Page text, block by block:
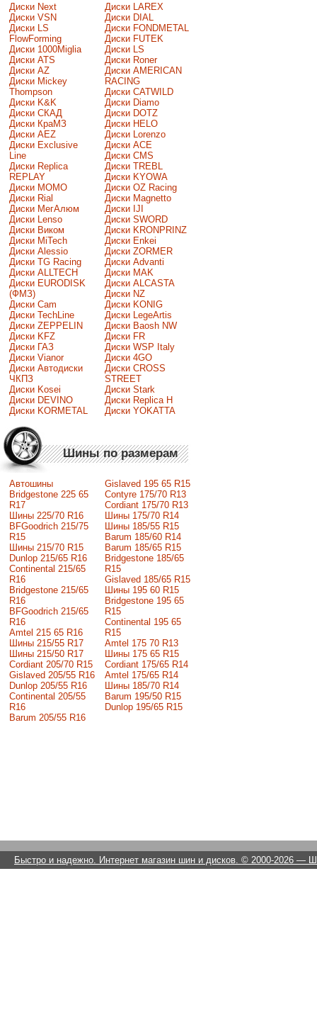
Диски Next
Диски VSN
Диски LS
FlowForming
Диски 1000Miglia
Диски ATS
Диски AZ
Диски Mickey
Thompson
Диски K&K
Диски СКАД
Диски КраМЗ
Диски AEZ
Диски Exclusive
Line
Диски Replica
REPLAY
Диски MOMO
Диски Rial
Диски МегАлюм
Диски Lenso
Диски Виком
Диски MiTech
Диски Alessio
Диски TG Racing
Диски ALLTECH
Диски EURODISK
(ФМЗ)
Диски Cam
Диски TechLine
Диски ZEPPELIN
Диски KFZ
Диски ГАЗ
Диски Vianor
Диски Автодиски
ЧКПЗ
Диски Kosei
Диски DEVINO
Диски KORMETAL
Диски LAREX
Диски DIAL
Диски FONDMETAL
Диски FUTEK
Диски LS
Диски Roner
Диски AMERICAN
RACING
Диски CATWILD
Диски Diamo
Диски DOTZ
Диски HELO
Диски Lorenzo
Диски ACE
Диски CMS
Диски TREBL
Диски KYOWA
Диски OZ Racing
Диски Magnetto
Диски IJI
Диски SWORD
Диски KRONPRINZ
Диски Enkei
Диски ZORMER
Диски Advanti
Диски MAK
Диски ALCASTA
Диски NZ
Диски KONIG
Диски LegeArtis
Диски Baosh NW
Диски FR
Диски WSP Italy
Диски 4GO
Диски CROSS
STREET
Диски Stark
Диски Replica H
Диски YOKATTA
Шины по размерам
Автошины
Bridgestone 225 65
R17
Шины 225/70 R16
BFGoodrich 215/75
R15
Шины 215/70 R15
Dunlop 215/65 R16
Continental 215/65
R16
Bridgestone 215/65
R16
BFGoodrich 215/65
R16
Amtel 215 65 R16
Шины 215/55 R17
Шины 215/50 R17
Сordiant 205/70 R15
Gislaved 205/55 R16
Dunlop 205/55 R16
Continental 205/55
R16
Barum 205/55 R16
Gislaved 195 65 R15
Contyre 175/70 R13
Cordiant 175/70 R13
Шины 175/70 R14
Шины 185/55 R15
Barum 185/60 R14
Barum 185/65 R15
Bridgestone 185/65
R15
Gislaved 185/65 R15
Шины 195 60 R15
Bridgestone 195 65
R15
Continental 195 65
R15
Amtel 175 70 R13
Шины 175 65 R15
Cordiant 175/65 R14
Amtel 175/65 R14
Шины 185/70 R14
Barum 195/50 R15
Dunlop 195/65 R15
Быстро и надежно. Интернет магазин шин и дисков. © 2000-2026 —